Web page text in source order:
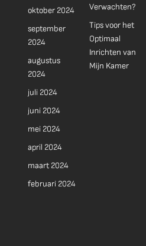
oktober 2024
september
2024
augustus
2024
juli 2024
juni 2024
mei 2024
april 2024
maart 2024
februari 2024
Verwachten?
Tips voor het
Optimaal
Inrichten van
Mijn Kamer